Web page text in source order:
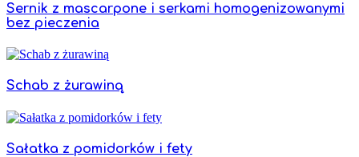
Sernik z mascarpone i serkami homogenizowanymi
bez pieczenia
Schab z żurawiną
Sałatka z pomidorków i fety